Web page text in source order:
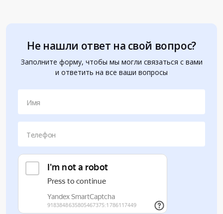
Не нашли ответ на свой вопрос?
Заполните форму, чтобы мы могли связаться с вами
и ответить на все ваши вопросы
Имя
Телефон